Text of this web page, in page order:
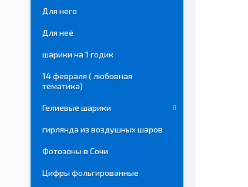
Для него
Для неё
шарики на 1 годик
14 февраля ( любовная
тематика)
Гелиевые шарики
гирлянда из воздушных шаров
Фотозоны в Сочи
Цифры фольгированные